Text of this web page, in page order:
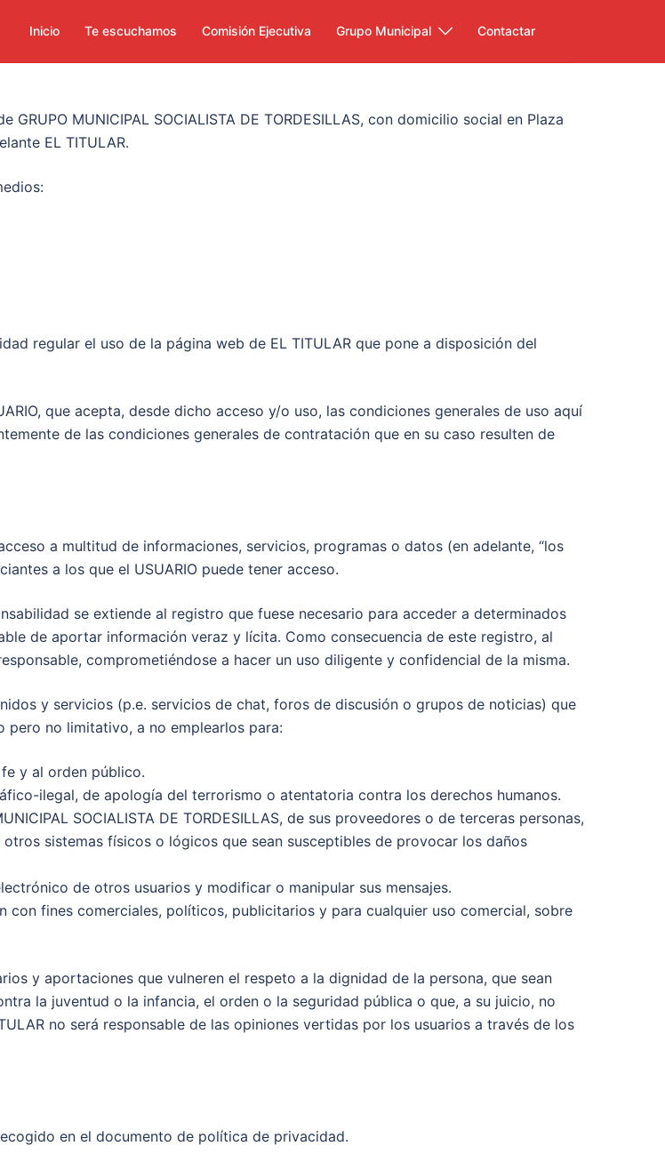
Inicio Te escuchamos Comisión Ejecutiva Grupo Municipal Contactar
MUNICIPAL SOCIALISTA DE TORDESILLAS, con domicilio social en Plaza
EL TITULAR.
regular el uso de la página web de EL TITULAR que pone a disposición del
que acepta, desde dicho acceso y/o uso, las condiciones generales de uso aquí
de las condiciones generales de contratación que en su caso resulten de
a multitud de informaciones, servicios, programas o datos (en adelante, “los
a los que el USUARIO puede tener acceso.
se extiende al registro que fuese necesario para acceder a determinados
de aportar información veraz y lícita. Como consecuencia de este registro, al
comprometiéndose a hacer un uso diligente y confidencial de la misma.
y servicios (p.e. servicios de chat, foros de discusión o grupos de noticias) que
pero no limitativo, a no emplearlos para:
y al orden público.
ilegal, de apología del terrorismo o atentatoria contra los derechos humanos.
SOCIALISTA DE TORDESILLAS, de sus proveedores o de terceras personas,
sistemas físicos o lógicos que sean susceptibles de provocar los daños
de otros usuarios y modificar o manipular sus mensajes.
fines comerciales, políticos, publicitarios y para cualquier uso comercial, sobre
y aportaciones que vulneren el respeto a la dignidad de la persona, que sean
la juventud o la infancia, el orden o la seguridad pública o que, a su juicio, no
no será responsable de las opiniones vertidas por los usuarios a través de los
en el documento de política de privacidad.